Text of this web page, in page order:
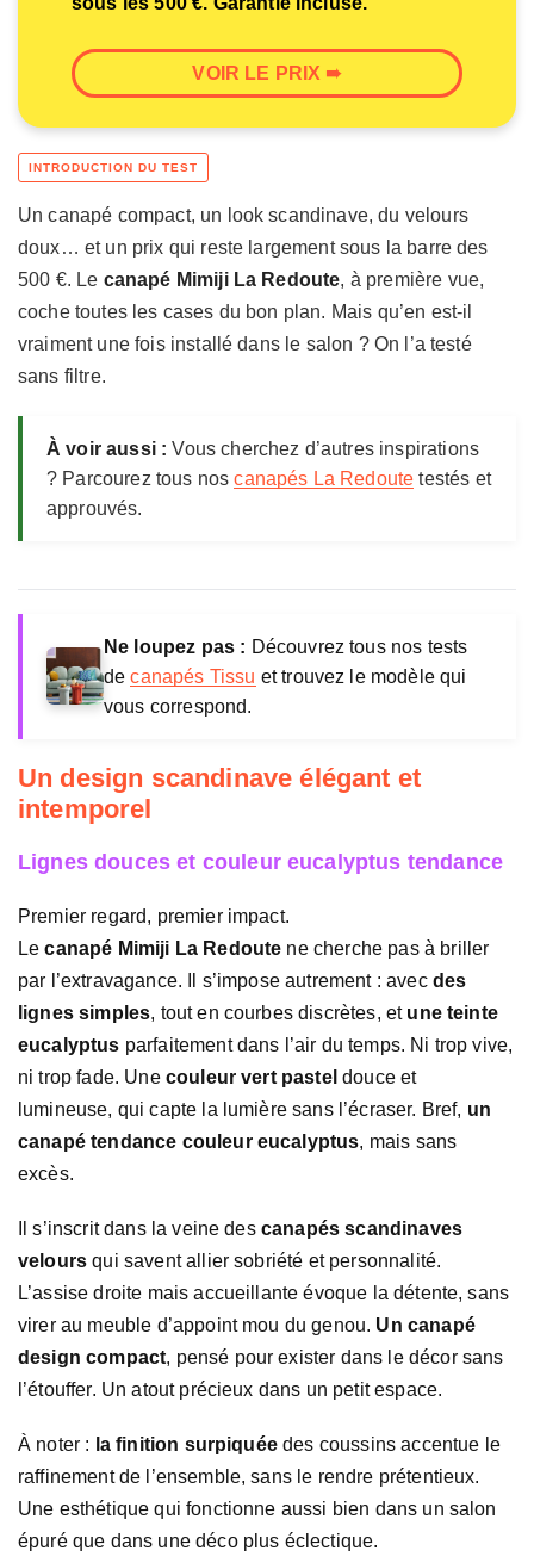
VOIR LE PRIX ➠
Un canapé compact, un look scandinave, du velours
doux… et un prix qui reste largement sous la barre des
500 €. Le canapé Mimiji La Redoute, à première vue,
coche toutes les cases du bon plan. Mais qu’en est-il
vraiment une fois installé dans le salon ? On l’a testé
sans filtre.
À voir aussi : Vous cherchez d’autres inspirations
? Parcourez tous noscanapés La Redoute testés et
approuvés.
Ne loupez pas : Découvrez tous nos tests
decanapés Tissu et trouvez le modèle qui
vous correspond.
Un design scandinave élégant et
intemporel
Lignes douces et couleur eucalyptus tendance
Premier regard, premier impact.
Lecanapé Mimiji La Redoute ne cherche pas à briller
par l’extravagance. Il s’impose autrement : avec des
lignes simples, tout en courbes discrètes, et une teinte
eucalyptus parfaitement dans l’air du temps. Ni trop vive,
ni trop fade. Une couleur vert pastel douce et
lumineuse, qui capte la lumière sans l’écraser. Bref, un
canapé tendance couleur eucalyptus, mais sans
excès.
Il s’inscrit dans la veine des canapés scandinaves
velours qui savent allier sobriété et personnalité.
L’assise droite mais accueillante évoque la détente, sans
virer au meuble d’appoint mou du genou. Un canapé
design compact, pensé pour exister dans le décor sans
l’étouffer. Un atout précieux dans un petit espace.
À noter : la finition surpiquéedes coussins accentue le
raffinement de l’ensemble, sans le rendre prétentieux.
Une esthétique qui fonctionne aussi bien dans un salon
épuré que dans une déco plus éclectique.